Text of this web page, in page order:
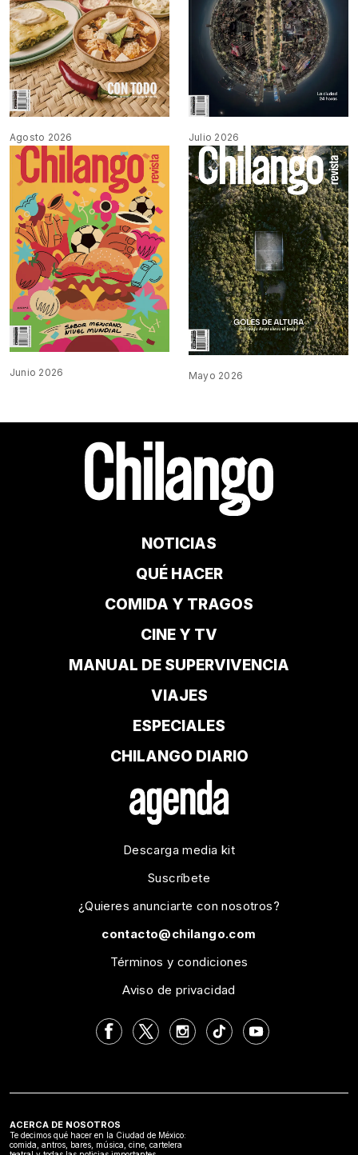
Agosto 2026 Julio 2026
Junio 2026 Mayo 2026
NOTICIAS
QUÉ HACER
COMIDA Y TRAGOS
CINE Y TV
MANUAL DE SUPERVIVENCIA
VIAJES
ESPECIALES
CHILANGO DIARIO
Descarga media kit
Suscríbete
¿Quieres anunciarte con nosotros?
contacto@chilango.com
Términos y condiciones
Aviso de privacidad
ACERCA DE NOSOTROS
Te decimos qué hacer en la Ciudad de México:
comida, antros, bares, música, cine, cartelera